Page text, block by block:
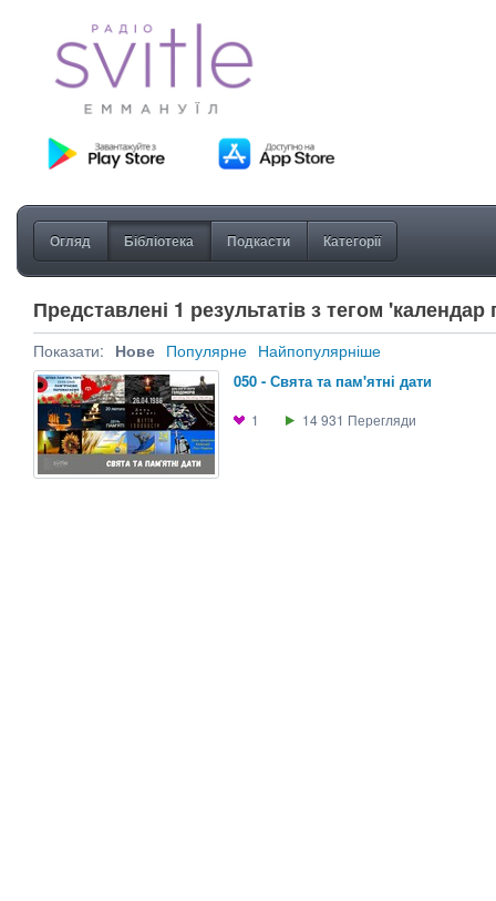
Огляд Бібліотека Подкасти Категорії
Представлені 1 результатів з тегом
Показати: Нове Популярне Найпопулярніше
050 - Свята та пам'ятні дати
1 14 931 Перегляди